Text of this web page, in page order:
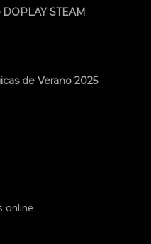
STEAM
de Verano 2025
online